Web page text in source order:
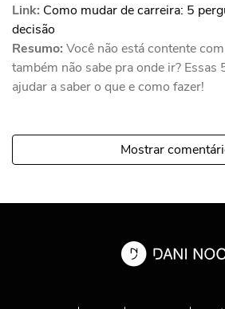
Link: Como mudar de carreira: 5
decisão
Resumo: Você não está contente
também não sabe pra onde ir? Essas
ajudar a saber o que e como fazer!
Mostrar